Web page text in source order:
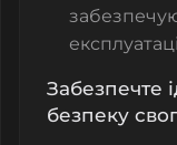
Забезпечте
безпеку